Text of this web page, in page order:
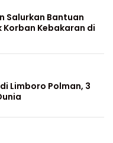
Salurkan Bantuan
Kebakaran di
Limboro Polman, 3